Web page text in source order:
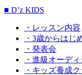
■ D’z KIDS
・レッスン内容
・3歳からはじ
・発表会
・進級オーデ
・キッズ養成